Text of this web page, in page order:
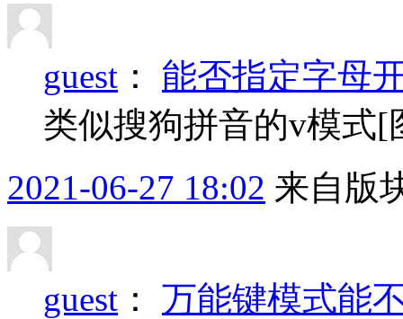
guest ： 能否指定字母
类似搜狗拼音的v模式[
2021-06-27 18:02 来自版
guest ： 万能键模式能